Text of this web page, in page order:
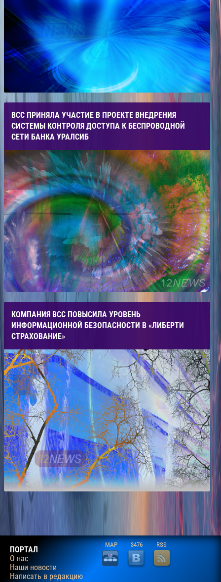
ВСС ПРИНЯЛА УЧАСТИЕ В ПРОЕКТЕ ВНЕДРЕНИЯ
СИСТЕМЫ КОНТРОЛЯ ДОСТУПА К БЕСПРОВОДНОЙ
СЕТИ БАНКА УРАЛСИБ
КОМПАНИЯ ВСС ПОВЫСИЛА УРОВЕНЬ
ИНФОРМАЦИОННОЙ БЕЗОПАСНОСТИ В «ЛИБЕРТИ
СТРАХОВАНИЕ»
ПОРТАЛ
О нас
Наши новости
Написать в редакцию
MAP 3476 RSS